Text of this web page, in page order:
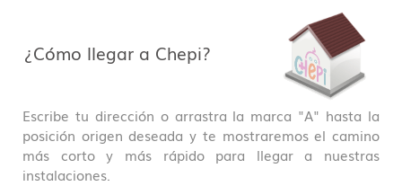
¿Cómo llegar a Chepi?
Escribe tu dirección o arrastra la marca "A" hasta la
posición origen deseada y te mostraremos el camino
más corto y más rápido para llegar a nuestras
instalaciones.